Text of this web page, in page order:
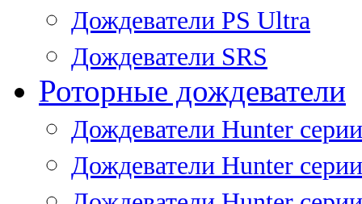
Дождеватели PS Ultra
Дождеватели SRS
Роторные дождеватели
Дождеватели Hunter
Дождеватели Hunter